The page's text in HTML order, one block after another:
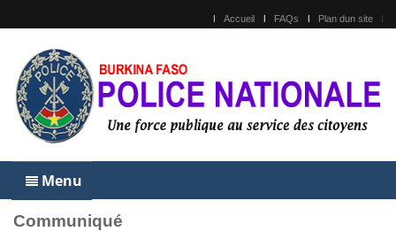
Accueil FAQs Plan dun site
Menu
Communiqué